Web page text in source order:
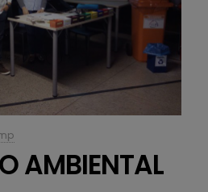
AMBIENTAL